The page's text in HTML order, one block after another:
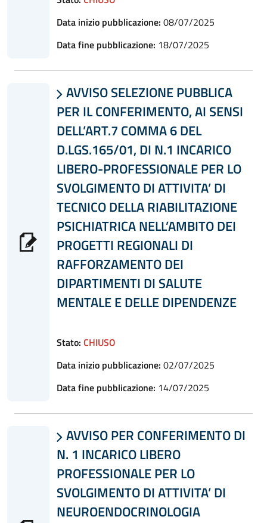
Data inizio pubblicazione: 08/07/2025
Data fine pubblicazione: 18/07/2025
 AVVISO SELEZIONE PUBBLICA
PER IL CONFERIMENTO, AI SENSI
DELL’ART.7 COMMA 6 DEL
D.LGS.165/01, DI N.1 INCARICO
LIBERO-PROFESSIONALE PER LO
SVOLGIMENTO DI ATTIVITA’ DI
TECNICO DELLA RIABILITAZIONE
PSICHIATRICA NELL’AMBITO DEI
PROGETTI REGIONALI DI
RAFFORZAMENTO DEI
DIPARTIMENTI DI SALUTE
MENTALE E DELLE DIPENDENZE
Stato: CHIUSO
Data inizio pubblicazione: 02/07/2025
Data fine pubblicazione: 14/07/2025
 AVVISO PER CONFERIMENTO DI
N. 1 INCARICO LIBERO
PROFESSIONALE PER LO
SVOLGIMENTO DI ATTIVITA’ DI
NEUROENDOCRINOLOGIA